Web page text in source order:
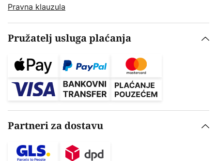
Pravna klauzula
Pružatelj usluga plaćanja
Partneri za dostavu